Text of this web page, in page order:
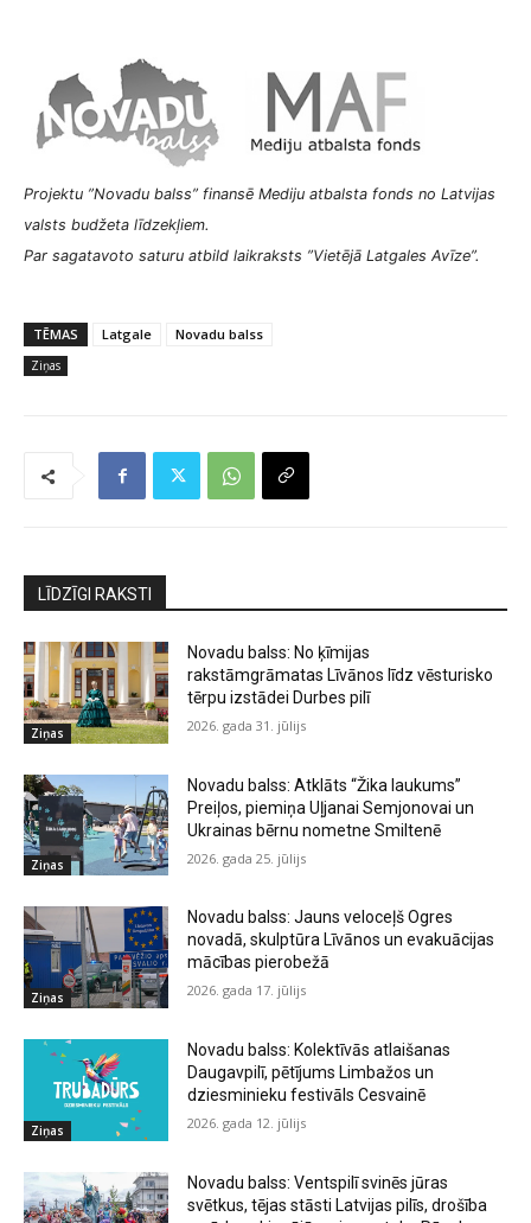
Projektu ”Novadu balss” finansē Mediju atbalsta fonds no Latvijas
valsts budžeta līdzekļiem.
Par sagatavoto saturu atbild laikraksts ”Vietējā Latgales Avīze”.
TĒMAS Latgale Novadu balss
Ziņas
LĪDZĪGI RAKSTI
Ziņas
Novadu balss: No ķīmijas
rakstāmgrāmatas Līvānos līdz vēsturisko
tērpu izstādei Durbes pilī
2026. gada 31. jūlijs
Ziņas
Novadu balss: Atklāts “Žika laukums”
Preiļos, piemiņa Uļjanai Semjonovai un
Ukrainas bērnu nometne Smiltenē
2026. gada 25. jūlijs
Ziņas
Novadu balss: Jauns veloceļš Ogres
novadā, skulptūra Līvānos un evakuācijas
mācības pierobežā
2026. gada 17. jūlijs
Ziņas
Novadu balss: Kolektīvās atlaišanas
Daugavpilī, pētījums Limbažos un
dziesminieku festivāls Cesvainē
2026. gada 12. jūlijs
Novadu balss: Ventspilī svinēs jūras
svētkus, tējas stāsti Latvijas pilīs, drošība